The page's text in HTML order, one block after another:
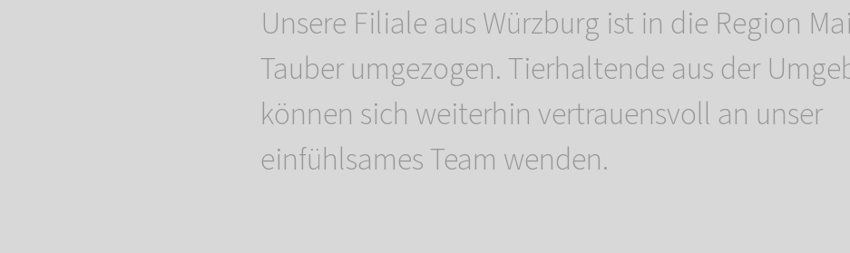
Unsere Filiale aus Würzburg ist in die Region
Tauber umgezogen. Tierhaltende aus der
können sich weiterhin vertrauensvoll an unser
einfühlsames Team wenden.